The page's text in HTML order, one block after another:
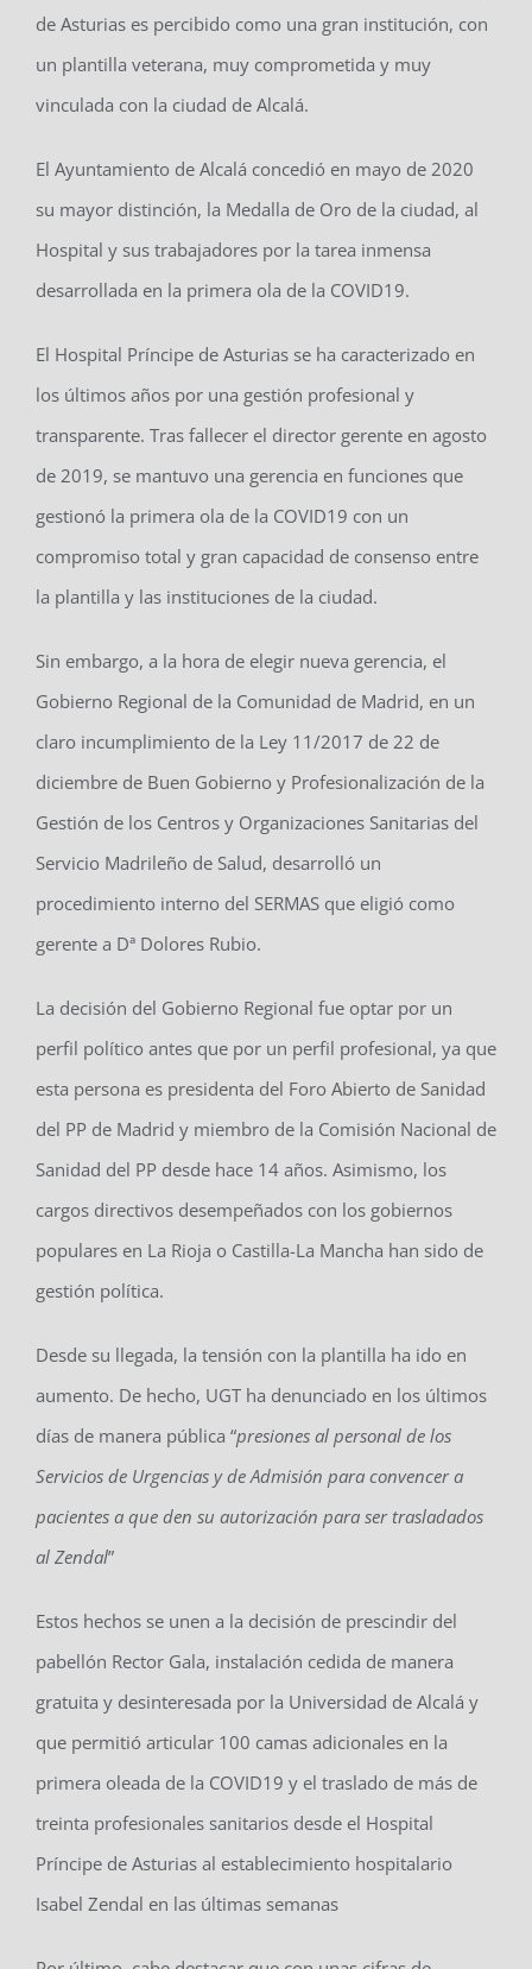
de Asturias es percibido como una gran institución, con
un plantilla veterana, muy comprometida y muy
vinculada con la ciudad de Alcalá.
El Ayuntamiento de Alcalá concedió en mayo de 2020
su mayor distinción, la Medalla de Oro de la ciudad, al
Hospital y sus trabajadores por la tarea inmensa
desarrollada en la primera ola de la COVID19.
El Hospital Príncipe de Asturias se ha caracterizado en
los últimos años por una gestión profesional y
transparente. Tras fallecer el director gerente en agosto
de 2019, se mantuvo una gerencia en funciones que
gestionó la primera ola de la COVID19 con un
compromiso total y gran capacidad de consenso entre
la plantilla y las instituciones de la ciudad.
Sin embargo, a la hora de elegir nueva gerencia, el
Gobierno Regional de la Comunidad de Madrid, en un
claro incumplimiento de la Ley 11/2017 de 22 de
diciembre de Buen Gobierno y Profesionalización de la
Gestión de los Centros y Organizaciones Sanitarias del
Servicio Madrileño de Salud, desarrolló un
procedimiento interno del SERMAS que eligió como
gerente a Dª Dolores Rubio.
La decisión del Gobierno Regional fue optar por un
perfil político antes que por un perfil profesional, ya que
esta persona es presidenta del Foro Abierto de Sanidad
del PP de Madrid y miembro de la Comisión Nacional de
Sanidad del PP desde hace 14 años. Asimismo, los
cargos directivos desempeñados con los gobiernos
populares en La Rioja o Castilla-La Mancha han sido de
gestión política.
Desde su llegada, la tensión con la plantilla ha ido en
aumento. De hecho, UGT ha denunciado en los últimos
días de manera pública “presiones al personal de los
Servicios de Urgencias y de Admisión para convencer a
pacientes a que den su autorización para ser trasladados
al Zendal”
Estos hechos se unen a la decisión de prescindir del
pabellón Rector Gala, instalación cedida de manera
gratuita y desinteresada por la Universidad de Alcalá y
que permitió articular 100 camas adicionales en la
primera oleada de la COVID19 y el traslado de más de
treinta profesionales sanitarios desde el Hospital
Príncipe de Asturias al establecimiento hospitalario
Isabel Zendal en las últimas semanas